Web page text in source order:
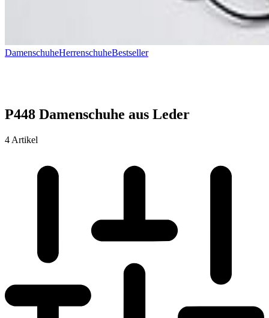
DamenschuheHerrenschuheBestseller
P448 Damenschuhe aus Leder
4 Artikel